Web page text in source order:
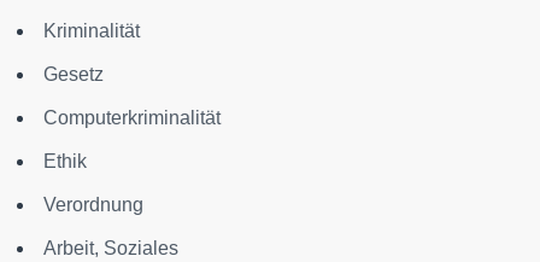
Kriminalität
Gesetz
Computerkriminalität
Ethik
Verordnung
Arbeit, Soziales